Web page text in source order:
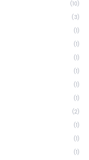
(10)
(3)
(1)
(1)
(1)
(1)
(1)
(1)
(2)
(1)
(1)
(1)